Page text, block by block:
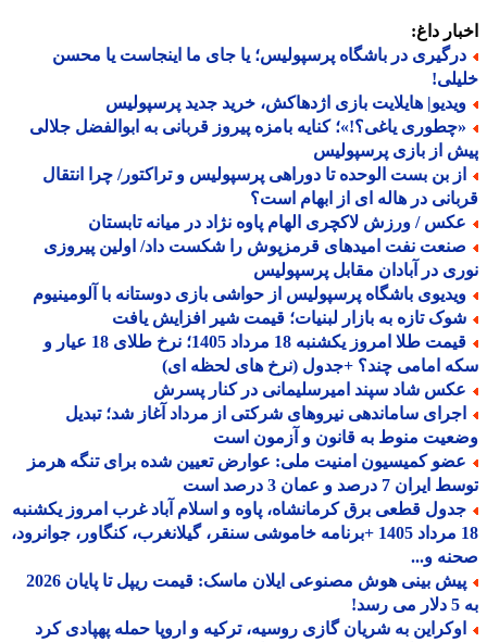
داغ:
در باشگاه پرسپولیس؛ یا جای ما اینجاست یا محسن
هایلایت بازی اژدهاکش، خرید جدید پرسپولیس
یاغی؟!»؛ کنایه بامزه پیروز قربانی به ابوالفضل جلالی
از بازی پرسپولیس
بن بست الوحده تا دوراهی پرسپولیس و تراکتور/ چرا انتقال
در هاله ای از ابهام است؟
/ ورزش لاکچری الهام پاوه نژاد در میانه تابستان
نفت امیدهای قرمزپوش را شکست داد/ اولین پیروزی
در آبادان مقابل پرسپولیس
باشگاه پرسپولیس از حواشی بازی دوستانه با آلومینیوم
تازه به بازار لبنیات؛ قیمت شیر افزایش یافت
قیمت طلا امروز یکشنبه 18 مرداد 1405؛ نرخ طلای 18 عیار و
امامی چند؟ +جدول (نرخ های لحظه ای)
شاد سپند امیرسلیمانی در کنار پسرش
ساماندهی نیروهای شرکتی از مرداد آغاز شد؛ تبدیل
منوط به قانون و آزمون است
کمیسیون امنیت ملی: عوارض تعیین شده برای تنگه هرمز
7 درصد و عمان 3 درصد است
قطعی برق کرمانشاه، پاوه و اسلام آباد غرب امروز یکشنبه
18 مرداد 1405 +برنامه خاموشی سنقر، گیلانغرب، کنگاور، جوانرود،
و...
پیش بینی هوش مصنوعی ایلان ماسک: قیمت ریپل تا پایان 2026
به شریان گازی روسیه، ترکیه و اروپا حمله پهپادی کرد